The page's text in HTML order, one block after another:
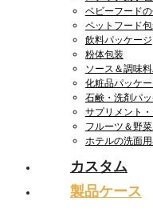
ベビーフード
ペットフード
飲料パッケージ
粉体包装
ソース＆調味
化粧品パッケ
石鹸・洗剤パ
サプリメント
フルーツ＆野
ホテルの洗面
カスタム
製品ケース